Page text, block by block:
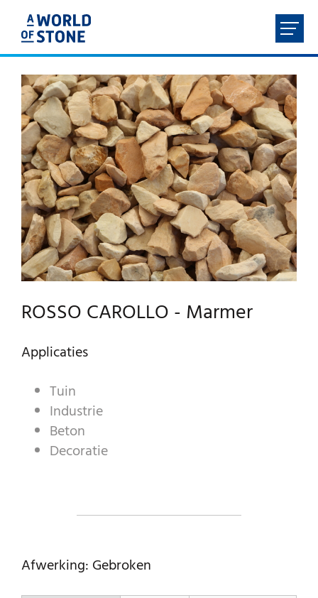
HOME
OVER ONS
PRODUCTEN
SERVICES
CONTACT
ROSSO CAROLLO - Marmer
Applicaties
Tuin
Industrie
Beton
Decoratie
Afwerking: Gebroken